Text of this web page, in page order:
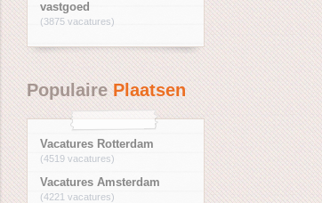
vastgoed
(3875 vacatures)
PopulairePlaatsen
Vacatures Rotterdam
(4519 vacatures)
Vacatures Amsterdam
(4221 vacatures)